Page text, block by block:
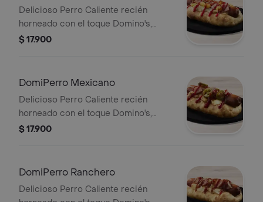
Delicioso Perro Caliente recién
horneado con el toque Domino's,
hecho con masa pan pizza y bordes
$ 17.900
DomiPerro Mexicano
Delicioso Perro Caliente recién
horneado con el toque Domino's,
hecho con masa pan pizza y bordes
$ 17.900
DomiPerro Ranchero
Delicioso Perro Caliente recién